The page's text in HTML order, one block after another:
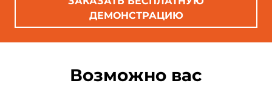
ДЕМОНСТРАЦИЮ
Возможно вас